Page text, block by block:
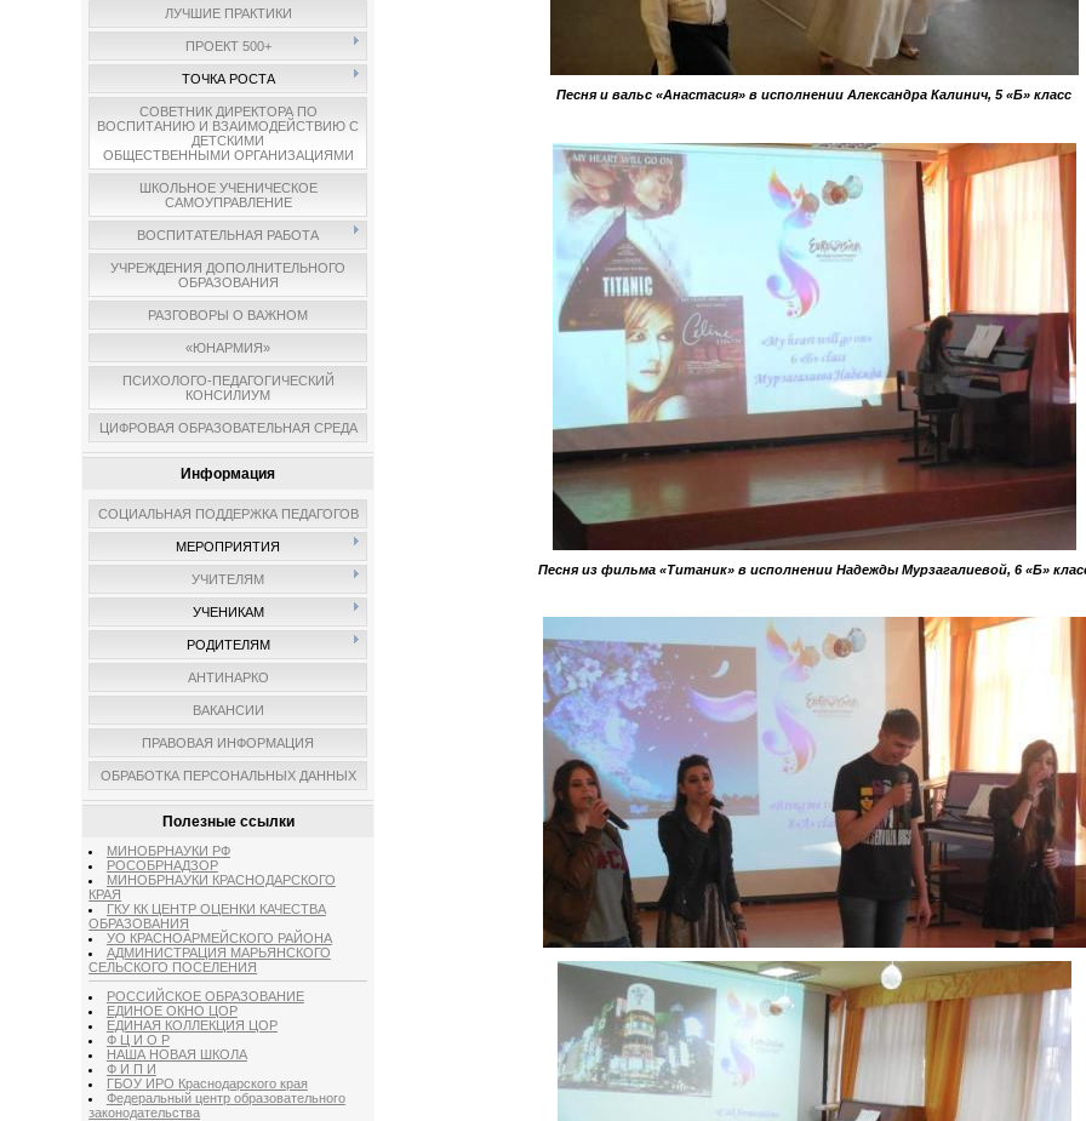
ЛУЧШИЕ ПРАКТИКИ
ПРОЕКТ 500+
ТОЧКА РОСТА
СОВЕТНИК ДИРЕКТОРА ПО
ВОСПИТАНИЮ И ВЗАИМОДЕЙСТВИЮ С
ДЕТСКИМИ
ОБЩЕСТВЕННЫМИ ОРГАНИЗАЦИЯМИ
ШКОЛЬНОЕ УЧЕНИЧЕСКОЕ
САМОУПРАВЛЕНИЕ
ВОСПИТАТЕЛЬНАЯ РАБОТА
УЧРЕЖДЕНИЯ ДОПОЛНИТЕЛЬНОГО
ОБРАЗОВАНИЯ
РАЗГОВОРЫ О ВАЖНОМ
«ЮНАРМИЯ»
ПСИХОЛОГО-ПЕДАГОГИЧЕСКИЙ
КОНСИЛИУМ
ЦИФРОВАЯ ОБРАЗОВАТЕЛЬНАЯ СРЕДА
Информация
СОЦИАЛЬНАЯ ПОДДЕРЖКА ПЕДАГОГОВ
МЕРОПРИЯТИЯ
УЧИТЕЛЯМ
УЧЕНИКАМ
РОДИТЕЛЯМ
АНТИНАРКО
ВАКАНСИИ
ПРАВОВАЯ ИНФОРМАЦИЯ
ОБРАБОТКА ПЕРСОНАЛЬНЫХ ДАННЫХ
Полезные ссылки
МИНОБРНАУКИ РФ
РОСОБРНАДЗОР
МИНОБРНАУКИ КРАСНОДАРСКОГО
КРАЯ
ГКУ КК ЦЕНТР ОЦЕНКИ КАЧЕСТВА
ОБРАЗОВАНИЯ
УО КРАСНОАРМЕЙСКОГО РАЙОНА
АДМИНИСТРАЦИЯ МАРЬЯНСКОГО
СЕЛЬСКОГО ПОСЕЛЕНИЯ
РОССИЙСКОЕ ОБРАЗОВАНИЕ
ЕДИНОЕ ОКНО ЦОР
ЕДИНАЯ КОЛЛЕКЦИЯ ЦОР
Ф Ц И О Р
НАША НОВАЯ ШКОЛА
Ф И П И
ГБОУ ИРО Краснодарского края
Федеральный центр образовательного
законодательства
Песня и вальс «Анастасия» в исполнении Александра Калинич, 5 «Б» класс
Песня из фильма «Титаник» в исполнении Надежды Мурзагалиевой, 6 «Б»